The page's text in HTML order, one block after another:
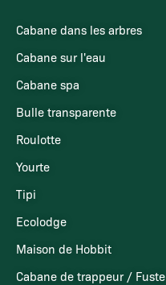
Cabane dans les arbres
Cabane sur l'eau
Cabane spa
Bulle transparente
Roulotte
Yourte
Tipi
Ecolodge
Maison de Hobbit
Cabane de trappeur / Fuste